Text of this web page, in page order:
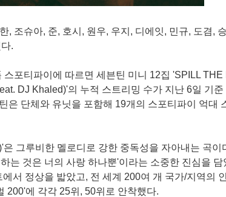
, 조슈아, 준, 호시, 원우, 우지, 디에잇, 민규, 도겸,
.
포티파이에 따르면 세븐틴 미니 12집 'SPILL THE
DJ Khaled)'의 누적 스트리밍 수가 지난 6일 기준
은 단체와 유닛을 포함해 19개의 스포티파이 억대
그루비한 멜로디로 강한 중독성을 자아내는 곡이
는 것은 너의 사랑 하나뿐'이라는 소중한 진심을 담
서 정상을 밟았고, 전 세계 200여 개 국가/지역의 인
200'에 각각 25위, 50위로 안착했다.